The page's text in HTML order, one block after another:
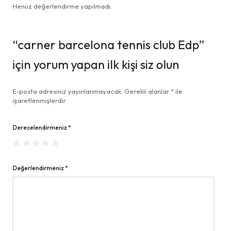
Henüz değerlendirme yapılmadı.
“carner barcelona tennis club Edp”
için yorum yapan ilk kişi siz olun
E-posta adresiniz yayınlanmayacak. Gerekli alanlar *ile
işaretlenmişlerdir
Derecelendirmeniz *
Değerlendirmeniz *